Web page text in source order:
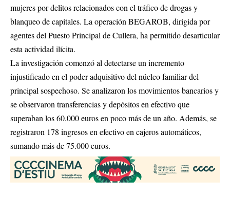
mujeres por delitos relacionados con el tráfico de drogas y
blanqueo de capitales. La operación BEGAROB, dirigida por
agentes del Puesto Principal de Cullera, ha permitido desarticular
esta actividad ilícita.
La investigación comenzó al detectarse un incremento
injustificado en el poder adquisitivo del núcleo familiar del
principal sospechoso. Se analizaron los movimientos bancarios y
se observaron transferencias y depósitos en efectivo que
superaban los 60.000 euros en poco más de un año. Además, se
registraron 178 ingresos en efectivo en cajeros automáticos,
sumando más de 75.000 euros.